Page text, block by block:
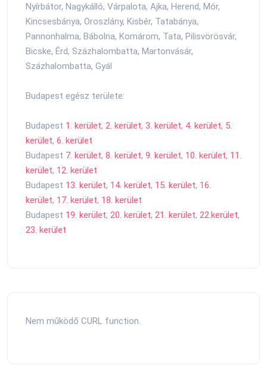
Nyírbátor, Nagykálló, Várpalota, Ajka, Herend, Mór,
Kincsesbánya, Oroszlány, Kisbér, Tatabánya,
Pannonhalma, Bábolna, Komárom, Tata, Pilisvörösvár,
Bicske, Érd, Százhalombatta, Martonvásár,
Százhalombatta, Gyál
Budapest egész területe:
Budapest 1. kerület, 2. kerület, 3. kerület, 4. kerület, 5.
kerület, 6. kerület
Budapest 7. kerület, 8. kerület, 9. kerület, 10. kerület, 11.
kerület, 12. kerület
Budapest 13. kerület, 14. kerület, 15. kerület, 16.
kerület, 17. kerület, 18. kerület
Budapest 19. kerület, 20. kerület, 21. kerület, 22.kerület,
23. kerület
Nem működő CURL function.